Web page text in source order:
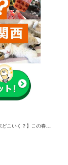
【週末どこいく？】この春は遊びに出かけよう！今だけのイベントから新スポットまでご紹介